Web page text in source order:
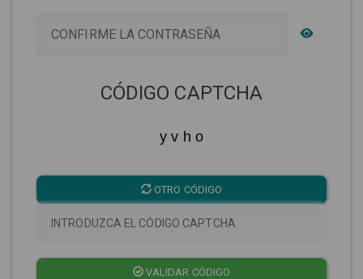
CÓDIGO CAPTCHA
y v h o
OTRO CÓDIGO
VALIDAR CÓDIGO